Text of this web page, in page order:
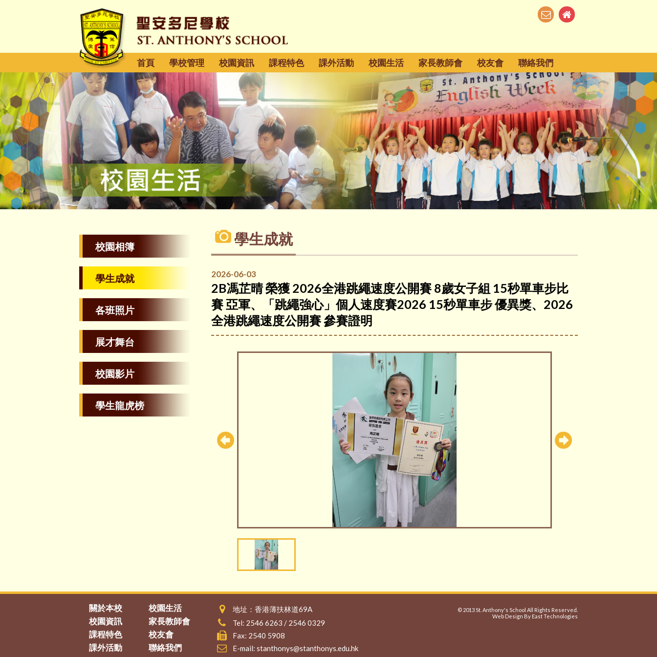
首頁 學校管理 校園資訊 課程特色 課外活動 校園生活 家長教師會 校友會 聯絡我們
校園相簿
學生成就
各班照片
展才舞台
校園影片
學生龍虎榜
學生成就
2026-06-03
2B馮芷晴 榮獲 2026全港跳繩速度公開賽 8歲女子組 15秒單車步比
賽 亞軍、「跳繩強心」個人速度賽2026 15秒單車步 優異獎、2026
全港跳繩速度公開賽 參賽證明
關於本校
校園資訊
課程特色
課外活動
校園生活
家長教師會
校友會
聯絡我們
地址：香港薄扶林道69A
Tel: 2546 6263 / 2546 0329
Fax: 2540 5908
E-mail: stanthonys@stanthonys.edu.hk
© 2013 St. Anthony's School All Rights Reserved.
Web Design By East Technologies